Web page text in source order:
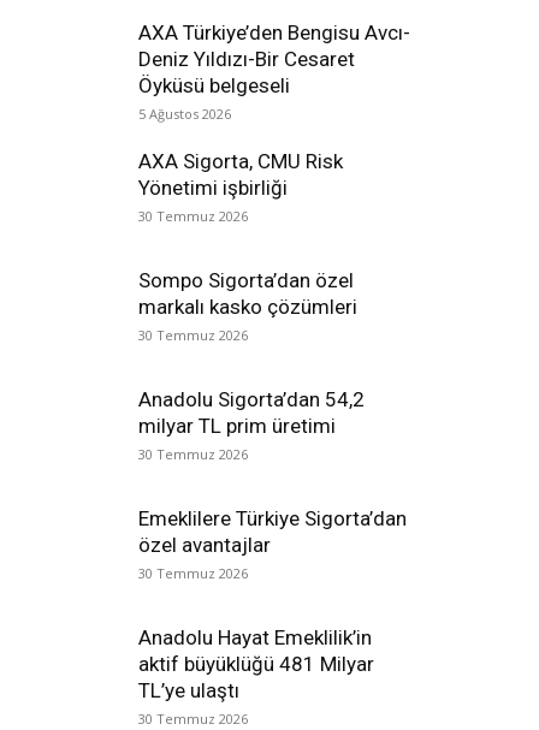
AXA Türkiye’den Bengisu Avcı-
Deniz Yıldızı-Bir Cesaret
Öyküsü belgeseli
5 Ağustos 2026
AXA Sigorta, CMU Risk
Yönetimi işbirliği
30 Temmuz 2026
Sompo Sigorta’dan özel
markalı kasko çözümleri
30 Temmuz 2026
Anadolu Sigorta’dan 54,2
milyar TL prim üretimi
30 Temmuz 2026
Emeklilere Türkiye Sigorta’dan
özel avantajlar
30 Temmuz 2026
Anadolu Hayat Emeklilik’in
aktif büyüklüğü 481 Milyar
TL’ye ulaştı
30 Temmuz 2026